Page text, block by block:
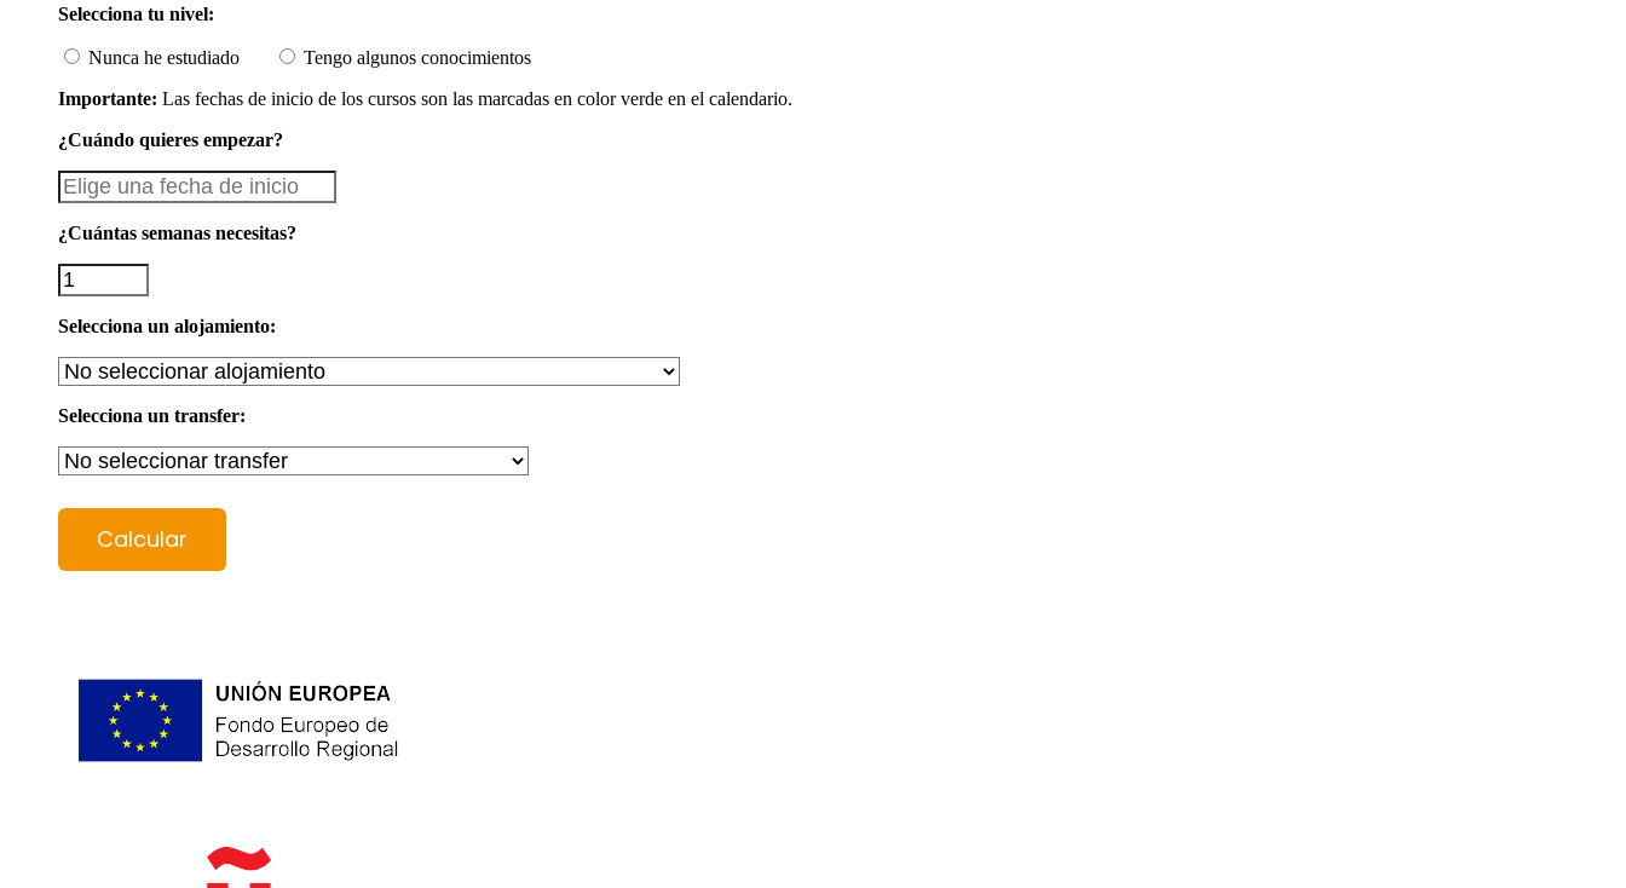
Selecciona tu nivel:
Nunca he estudiado
Tengo algunos conocimientos
Importante: Las fechas de inicio de los cursos son las marcadas en color verde en el calendario.
¿Cuándo quieres empezar?
¿Cuántas semanas necesitas?
Selecciona un alojamiento:
Selecciona un transfer:
Calcular